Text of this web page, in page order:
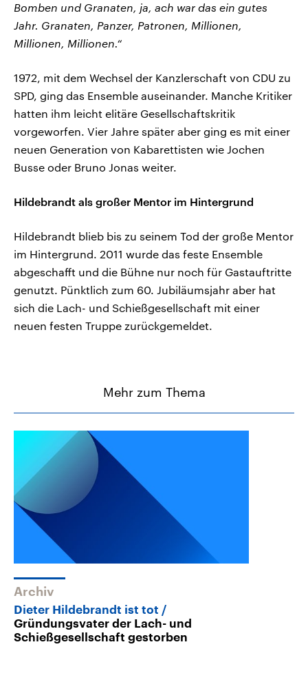
Bomben und Granaten, ja, ach war das ein gutes
Jahr. Granaten, Panzer, Patronen, Millionen,
Millionen, Millionen.“
1972, mit dem Wechsel der Kanzlerschaft von CDU zu
SPD, ging das Ensemble auseinander. Manche Kritiker
hatten ihm leicht elitäre Gesellschaftskritik
vorgeworfen. Vier Jahre später aber ging es mit einer
neuen Generation von Kabarettisten wie Jochen
Busse oder Bruno Jonas weiter.
Hildebrandt als großer Mentor im Hintergrund
Hildebrandt blieb bis zu seinem Tod der große Mentor
im Hintergrund. 2011 wurde das feste Ensemble
abgeschafft und die Bühne nur noch für Gastauftritte
genutzt. Pünktlich zum 60. Jubiläumsjahr aber hat
sich die Lach- und Schießgesellschaft mit einer
neuen festen Truppe zurückgemeldet.
Mehr zum Thema
Archiv
Dieter Hildebrandt ist tot
Gründungsvater der Lach- und
Schießgesellschaft gestorben